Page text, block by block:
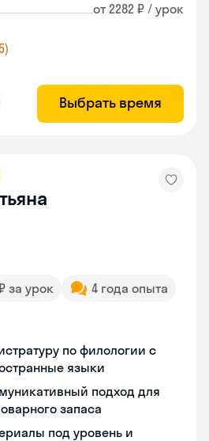
от 2282 ₽ / урок
Выбрать время
за урок
4 года опыта
по филологии с
языки
подход для
запаса
под уровень и